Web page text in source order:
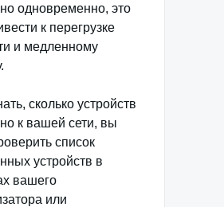
одновременно, это
к перегрузке
и медленному
сколько устройств
к вашей сети, вы
список
устройств в
вашего
или